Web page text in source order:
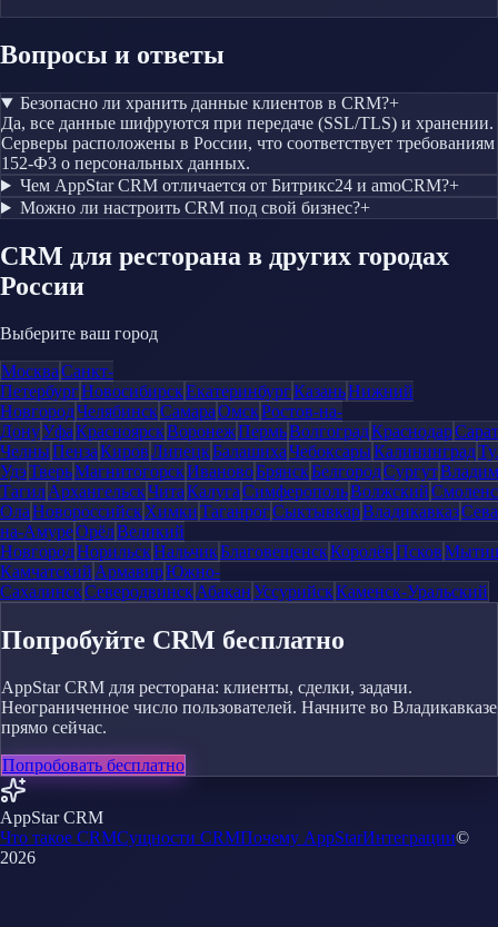
Вопросы и ответы
Безопасно ли хранить данные клиентов в CRM?+
Да, все данные шифруются при передаче (SSL/TLS) и хранении.
Серверы расположены в России, что соответствует требованиям
152-ФЗ о персональных данных.
Чем AppStar CRM отличается от Битрикс24 и amoCRM?+
Можно ли настроить CRM под свой бизнес?+
CRM для ресторана в других городах
России
Выберите ваш город
МоскваСанкт-
ПетербургНовосибирскЕкатеринбургКазаньНижний
НовгородЧелябинскСамараОмскРостов-на-
ДонуУфаКрасноярскВоронежПермьВолгоградКраснодар
ЧелныПензаКировЛипецкБалашихаЧебоксарыКалининград
УдэТверьМагнитогорскИвановоБрянскБелгородСургут
ТагилАрхангельскЧитаКалугаСимферопольВолжский
ОлаНовороссийскХимкиТаганрогСыктывкарВладикавказ
на-АмуреОрёлВеликий
НовгородНорильскНальчикБлаговещенскКоролёвПсков
Камчатский АрмавирЮжно-
СахалинскСеверодвинскАбаканУссурийскКаменск-Уральский
Попробуйте CRM бесплатно
AppStar CRM для ресторана: клиенты, сделки, задачи.
Неограниченное число пользователей. Начните во Владикавказе
прямо сейчас.
Попробовать бесплатно
AppStar CRM
Что такое CRMСущности CRMПочему AppStarИнтеграции©
2026